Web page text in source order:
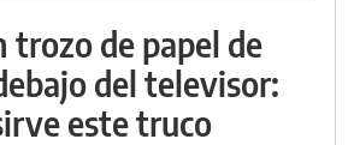
trozo de papel de
del televisor:
este truco